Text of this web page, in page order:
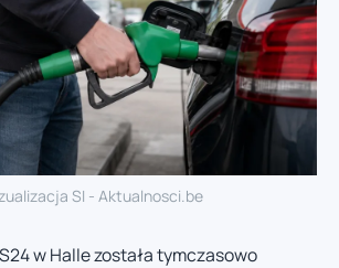
SI - Aktualnosci.be
w Halle została tymczasowo